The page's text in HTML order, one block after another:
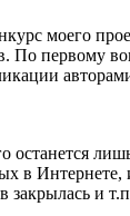
моего
По первому
останется
в Интернете,
и